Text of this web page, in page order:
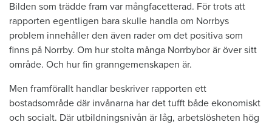
Bilden som trädde fram var mångfacetterad. För trots att
rapporten egentligen bara skulle handla om Norrbys
problem innehåller den även rader om det positiva som
finns på Norrby. Om hur stolta många Norrbybor är över sitt
område. Och hur fin granngemenskapen är.
Men framförallt handlar beskriver rapporten ett
bostadsområde där invånarna har det tufft både ekonomiskt
och socialt. Där utbildningsnivån är låg, arbetslösheten hög